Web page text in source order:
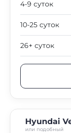
4-9 суток
10-25 суток
26+ суток
Hyundai
или подобный